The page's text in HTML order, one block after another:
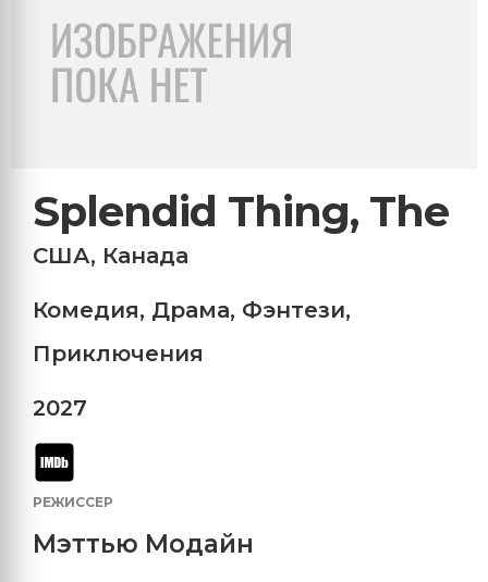
Splendid Thing, The
США, Канада
Комедия, Драма, Фэнтези,
Приключения
2027
РЕЖИССЕР
Мэттью Модайн